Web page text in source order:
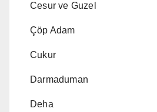
Cesur ve Guzel
Çöp Adam
Cukur
Darmaduman
Deha